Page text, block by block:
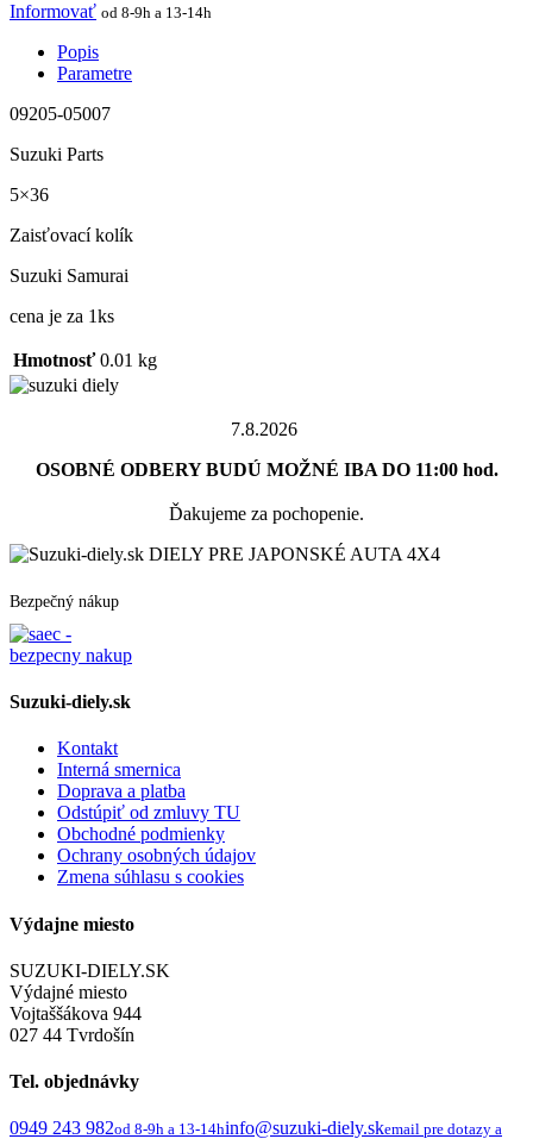
Informovať od 8-9h a 13-14h
Popis
Parametre
09205-05007
Suzuki Parts
5×36
Zaisťovací kolík
Suzuki Samurai
cena je za 1ks
Hmotnosť 0.01 kg
7.8.2026
OSOBNÉ ODBERY BUDÚ MOŽNÉ IBA DO 11:00 hod.
Ďakujeme za pochopenie.
DIELY PRE JAPONSKÉ AUTA 4X4
Bezpečný nákup
Suzuki-diely.sk
Kontakt
Interná smernica
Doprava a platba
Odstúpiť od zmluvy TU
Obchodné podmienky
Ochrany osobných údajov
Zmena súhlasu s cookies
Výdajne miesto
SUZUKI-DIELY.SK
Výdajné miesto
Vojtaššákova 944
027 44 Tvrdošín
Tel. objednávky
0949 243 982od 8-9h a 13-14hinfo@suzuki-diely.skemail pre dotazy a